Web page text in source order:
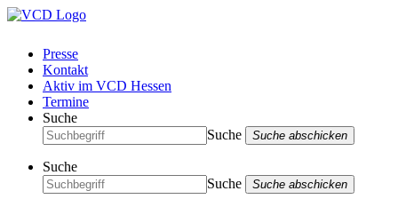
Presse
Kontakt
Aktiv im VCD Hessen
Termine
Suche
Suche
Suche abschicken
Suche
Suche
Suche abschicken